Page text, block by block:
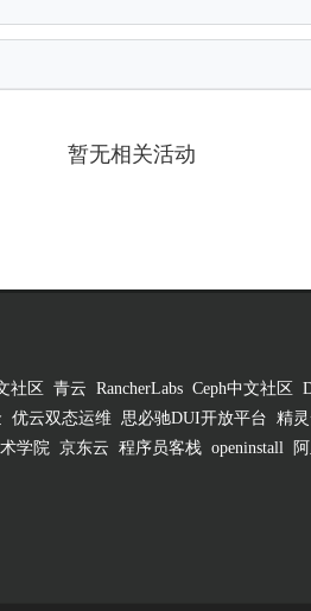
暂无相关活动
社区 青云 RancherLabs Ceph中文社区
优云双态运维 思必驰DUI开放平台 精
学院 京东云 程序员客栈 openinstall